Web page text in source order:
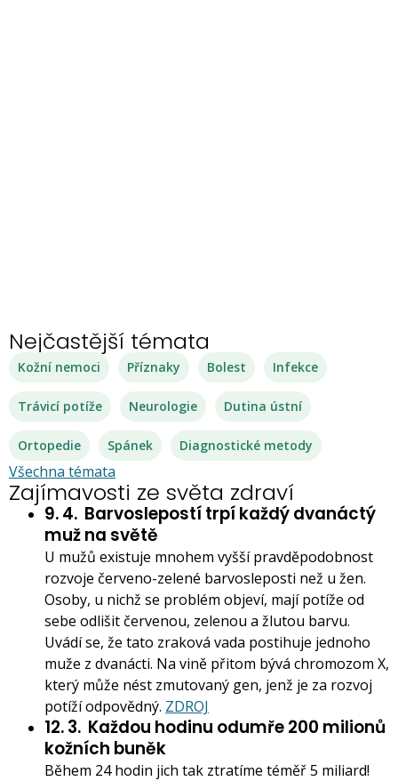
Nejčastější témata
Kožní nemoci Příznaky Bolest Infekce
Trávicí potíže Neurologie Dutina ústní
Ortopedie Spánek Diagnostické metody
Všechna témata
Zajímavosti ze světa zdraví
9. 4. Barvoslepostí trpí každý dvanáctý
muž na světě
U mužů existuje mnohem vyšší pravděpodobnost
rozvoje červeno-zelené barvosleposti než u žen.
Osoby, u nichž se problém objeví, mají potíže od
sebe odlišit červenou, zelenou a žlutou barvu.
Uvádí se, že tato zraková vada postihuje jednoho
muže z dvanácti. Na vině přitom bývá chromozom X,
který může nést zmutovaný gen, jenž je za rozvoj
potíží odpovědný. ZDROJ
12. 3. Každou hodinu odumře 200 milionů
kožních buněk
Během 24 hodin jich tak ztratíme téměř 5 miliard!